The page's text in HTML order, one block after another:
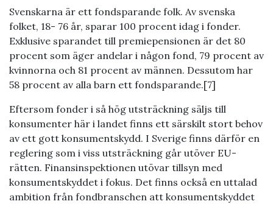
Svenskarna är ett fondsparande folk. Av svenska
folket, 18- 76 år, sparar 100 procent idag i fonder.
Exklusive sparandet till premiepensionen är det 80
procent som äger andelar i någon fond, 79 procent av
kvinnorna och 81 procent av männen. Dessutom har
58 procent av alla barn ett fondsparande.[7]
Eftersom fonder i så hög utsträckning säljs till
konsumenter här i landet finns ett särskilt stort behov
av ett gott konsumentskydd. I Sverige finns därför en
reglering som i viss utsträckning går utöver EU-
rätten. Finansinspektionen utövar tillsyn med
konsumentskyddet i fokus. Det finns också en uttalad
ambition från fondbranschen att konsumentskyddet